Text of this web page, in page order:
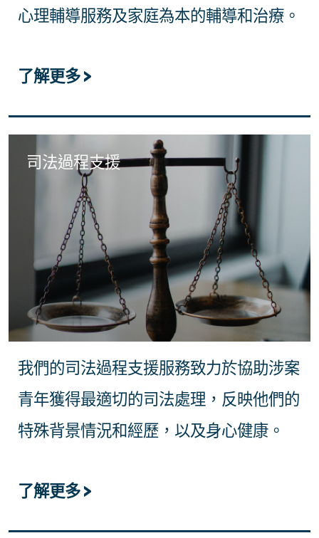
心理輔導服務及家庭為本的輔導和治療。
了解更多 >
司法過程支援
我們的司法過程支援服務致力於協助涉案
青年獲得最適切的司法處理，反映他們的
特殊背景情況和經歷，以及身心健康。
了解更多 >